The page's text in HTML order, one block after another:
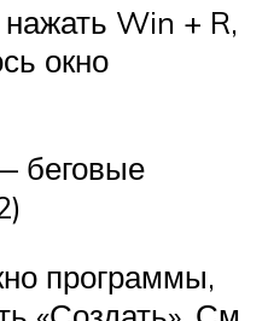
Win + R,
окно
беговые
программы,